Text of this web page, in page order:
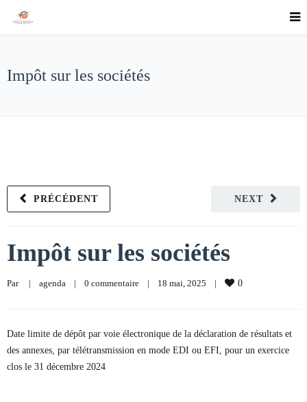
Impôt sur les sociétés
NEXT
PRÉCÉDENT
Impôt sur les sociétés
Par | agenda | 0 commentaire | 18 mai, 2025 | 0
Date limite de dépôt par voie électronique de la déclaration de résultats et
des annexes, par télétransmission en mode EDI ou EFI, pour un exercice
clos le 31 décembre 2024